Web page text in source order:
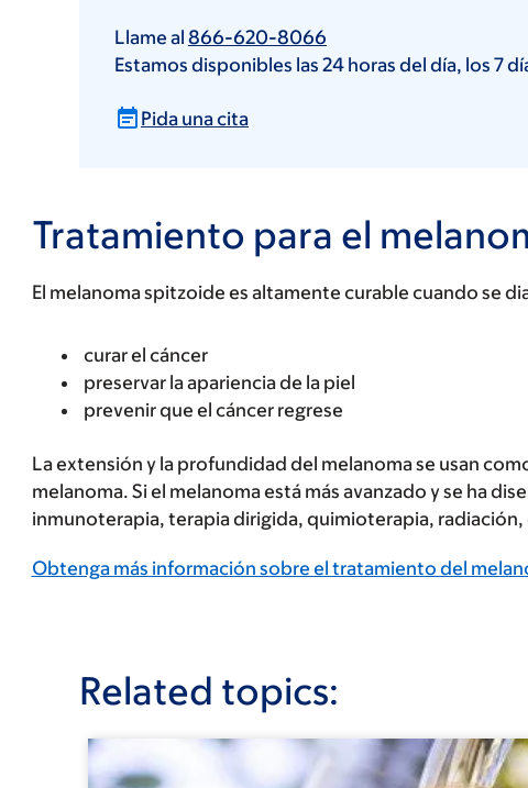
Llame al 866-620-8066
Estamos disponibles las 24 horas del día, los 7
Pida una cita
Tratamiento para el
El melanoma spitzoide es altamente curable cuando se
curar el cáncer
preservar la apariencia de la piel
prevenir que el cáncer regrese
La extensión y la profundidad del melanoma se usan
melanoma. Si el melanoma está más avanzado y se ha
inmunoterapia, terapia dirigida, quimioterapia,
Obtenga más información sobre el tratamiento del
Related topics: